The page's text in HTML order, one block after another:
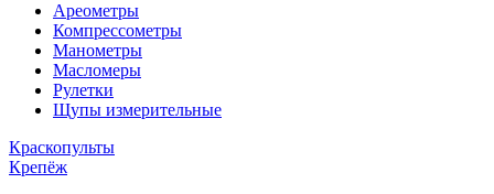
Ареометры
Компрессометры
Манометры
Масломеры
Рулетки
Щупы измерительные
Краскопульты
Крепёж